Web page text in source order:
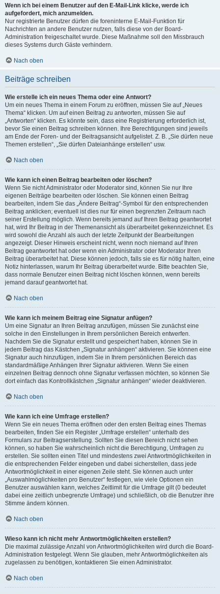
Wenn ich bei einem Benutzer auf den E-Mail-Link klicke, werde ich
aufgefordert, mich anzumelden.
Nur registrierte Benutzer dürfen die foreninterne E-Mail-Funktion für
Nachrichten an andere Benutzer nutzen, falls diese von der Board-
Administration freigeschaltet wurde. Diese Maßnahme soll den Missbrauch
dieses Systems durch Gäste verhindern.
Nach oben
Beiträge schreiben
Wie erstelle ich ein neues Thema oder eine Antwort?
Um ein neues Thema in einem Forum zu eröffnen, müssen Sie auf „Neues
Thema“ klicken. Um auf einen Beitrag zu antworten, müssen Sie auf
„Antworten“ klicken. Es könnte sein, dass eine Registrierung erforderlich ist,
bevor Sie einen Beitrag schreiben können. Ihre Berechtigungen sind jeweils
am Ende der Foren- und der Beitragsansicht aufgelistet. Z. B. „Sie dürfen neue
Themen erstellen“, „Sie dürfen Dateianhänge erstellen“ usw.
Nach oben
Wie kann ich einen Beitrag bearbeiten oder löschen?
Wenn Sie nicht Administrator oder Moderator sind, können Sie nur Ihre
eigenen Beiträge bearbeiten oder löschen. Sie können einen Beitrag
bearbeiten, indem Sie das „Ändere Beitrag“-Symbol für den entsprechenden
Beitrag anklicken; eventuell ist dies nur für einen begrenzten Zeitraum nach
seiner Erstellung möglich. Wenn bereits jemand auf Ihren Beitrag geantwortet
hat, wird Ihr Beitrag in der Themenansicht als überarbeitet gekennzeichnet. Es
wird sowohl die Anzahl als auch der letzte Zeitpunkt der Bearbeitungen
angezeigt. Dieser Hinweis erscheint nicht, wenn noch niemand auf Ihren
Beitrag geantwortet hat oder wenn ein Administrator oder Moderator Ihren
Beitrag überarbeitet hat. Diese können jedoch, falls sie es für nötig halten, eine
Notiz hinterlassen, warum Ihr Beitrag überarbeitet wurde. Bitte beachten Sie,
dass normale Benutzer einen Beitrag nicht löschen können, wenn bereits
jemand darauf geantwortet hat.
Nach oben
Wie kann ich meinem Beitrag eine Signatur anfügen?
Um eine Signatur an Ihren Beitrag anzufügen, müssen Sie zunächst eine
solche in den Einstellungen in Ihrem persönlichen Bereich entwerfen.
Nachdem Sie die Signatur erstellt und gespeichert haben, können Sie in
jedem Beitrag das Kästchen „Signatur anhängen“ aktivieren. Sie können eine
Signatur auch hinzufügen, indem Sie in Ihrem persönlichen Bereich das
standardmäßige Anhängen Ihrer Signatur aktivieren. Wenn Sie einen
einzelnen Beitrag dennoch ohne Signatur verfassen möchten, so können Sie
dort einfach das Kontrollkästchen „Signatur anhängen“ wieder deaktivieren.
Nach oben
Wie kann ich eine Umfrage erstellen?
Wenn Sie ein neues Thema eröffnen oder den ersten Beitrag eines Themas
bearbeiten, finden Sie ein Register „Umfrage erstellen“ unterhalb des
Formulars zur Beitragserstellung. Sollten Sie diesen Bereich nicht sehen
können, so haben Sie wahrscheinlich nicht die Berechtigung, Umfragen zu
erstellen. Sie sollten einen Titel und mindestens zwei Antwortmöglichkeiten in
die entsprechenden Felder eingeben und dabei sicherstellen, dass jede
Antwortmöglichkeit in einer eigenen Zeile steht. Sie können auch unter
„Auswahlmöglichkeiten pro Benutzer“ festlegen, wie viele Optionen ein
Benutzer auswählen kann, welches Zeitlimit für die Umfrage gilt (0 bedeutet
dabei eine zeitlich unbegrenzte Umfrage) und schließlich, ob die Benutzer ihre
Stimme ändern können.
Nach oben
Wieso kann ich nicht mehr Antwortmöglichkeiten erstellen?
Die maximal zulässige Anzahl von Antwortmöglichkeiten wird durch die Board-
Administration festgelegt. Wenn Sie glauben, mehr Antwortmöglichkeiten als
zugelassen zu benötigen, kontaktieren Sie einen Administrator.
Nach oben